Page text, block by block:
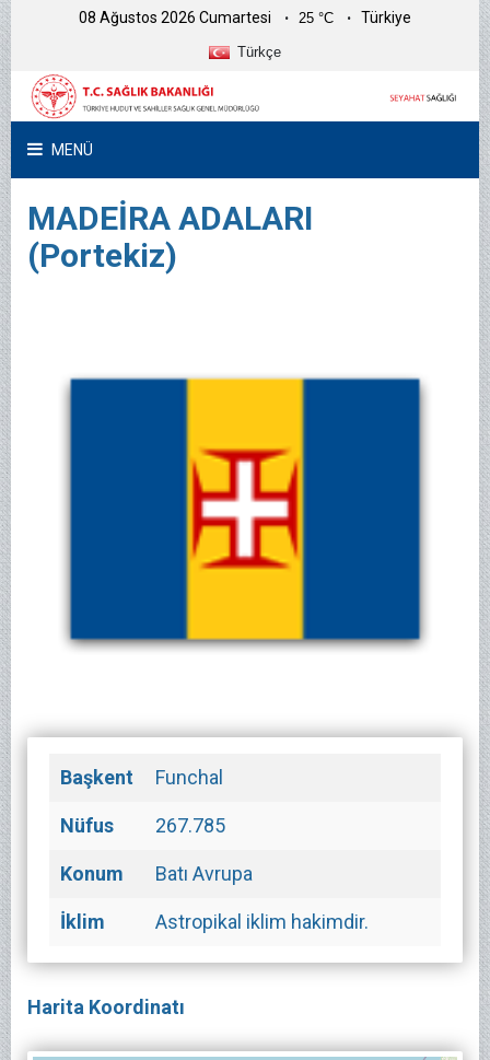
08 Ağustos 2026 Cumartesi 25 °C Türkiye
Türkçe
MENÜ
MADEİRA ADALARI
(Portekiz)
Başkent Funchal
Nüfus 267.785
Konum Batı Avrupa
İklim Astropikal iklim hakimdir.
Harita Koordinatı